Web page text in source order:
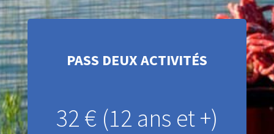
PASS DEUX ACTIVITÉS
32 € (12 ans et +)